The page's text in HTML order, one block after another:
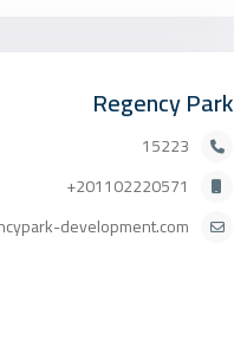
Regency Park
15223
201102220571+
development.com